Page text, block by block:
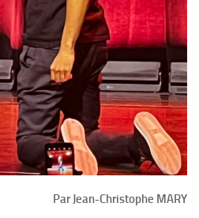
Par Jean-Christophe MARY